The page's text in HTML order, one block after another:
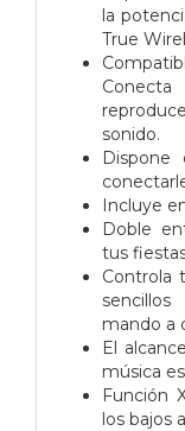
la
True
sonido.
Incluye
Doble
tus
Controla
mando a
El
música
Función
los bajos